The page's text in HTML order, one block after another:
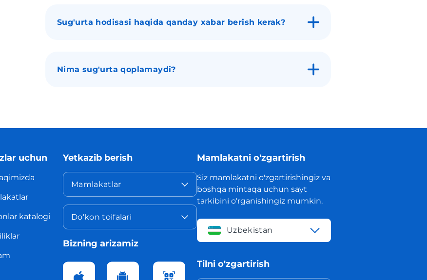
Sug'urta hodisasi haqida qanday xabar berish kerak?
Nima sug'urta qoplamaydi?
uchun
katalogi
Yetkazib berish
Mamlakatlar
Do'kon toifalari
Bizning arizamiz
Mamlakatni o'zgartirish
Siz mamlakatni o'zgartirishingiz va
boshqa mintaqa uchun sayt
tarkibini o'rganishingiz mumkin.
Uzbekistan
Tilni o'zgartirish